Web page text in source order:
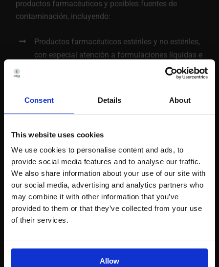
Consent Details About
This website uses cookies
We use cookies to personalise content and ads, to
provide social media features and to analyse our traffic.
We also share information about your use of our site with
our social media, advertising and analytics partners who
may combine it with other information that you’ve
provided to them or that they’ve collected from your use
of their services.
Allow
productos farmacéuticos y posibles fuentes de
contaminación, incluyendo:
Productos farmacéuticos estériles y no estériles,
con especial atención a formulaciones líquidas e
Biológicos y formulaciones complejas
API y excipientes (vinculados a fuentes de
Materiales de envasado y fabricación